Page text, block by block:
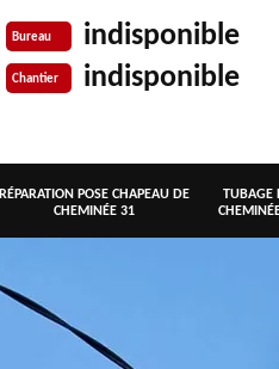
Bureau indisponible
Chantier indisponible
RÉPARATION POSE CHAPEAU DE
CHEMINÉE 31
TUBAGE